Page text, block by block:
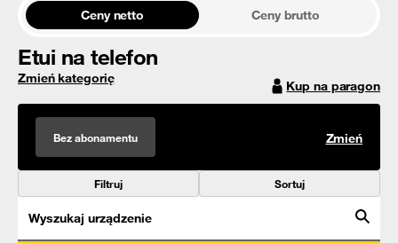
Ceny netto Ceny brutto
Etui na telefon
Zmień kategorię Kup na paragon
Bez abonamentu Zmień
Filtruj Sortuj
Wyszukaj urządzenie